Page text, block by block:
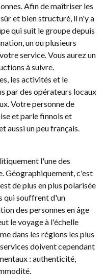
Afin de maîtriser les
et bien structuré, il n'y a
qui suit le groupe depuis
un ou plusieurs
service. Vous aurez un
à suivre.
les activités et le
par des opérateurs locaux
Votre personne de
et parle finnois et
aussi un peu français.
l'une des
Géographiquement, c'est
de plus en plus polarisée
qui souffrent d'un
des personnes en âge
le voyage à l'échelle
dans les régions les plus
doivent cependant
: authenticité,